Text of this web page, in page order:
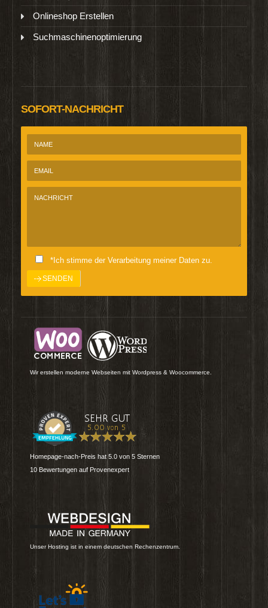
Onlineshop Erstellen
Suchmaschinenoptimierung
SOFORT-NACHRICHT
*Ich stimme der Verarbeitung meiner Daten zu.
Wir erstellen moderne Webseiten mit Wordpress & Woocommerce.
Homepage-nach-Preis hat 5.0 von 5 Sternen
10 Bewertungen auf Provenexpert
Unser Hosting ist in einem deutschen Rechenzentrum.